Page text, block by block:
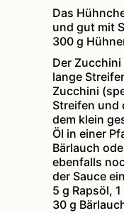
Das
und gut mit
300 g
Der
lange
Zucchini
Streifen und
dem klein
Öl in einer
Bärlauch
ebenfalls
der Sauce
5 g Rapsöl,
30 g